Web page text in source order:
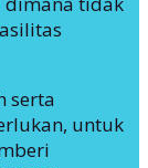
serta
untuk